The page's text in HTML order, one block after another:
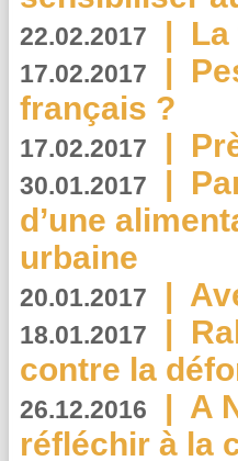
22.02.2017 |
17.02.2017 |
français ?
17.02.2017 |
30.01.2017 |
d’une
urbaine
20.01.2017 |
18.01.2017 |
contre la
26.12.2016 | A
réfléchir à la